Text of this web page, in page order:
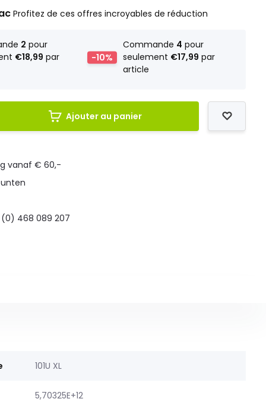
Profitez de ces offres incroyables de réduction
2 pour
€18,99 par -10%
Commande 4 pour
seulement €17,99 par
article
Ajouter au panier
vanaf € 60,-
(0) 468 089 207
101U XL
5,70325E+12